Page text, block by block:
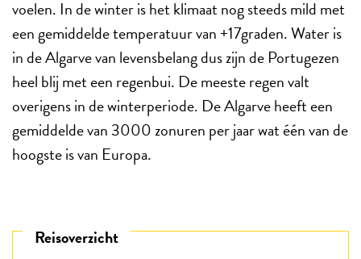
voelen. In de winter is het klimaat nog steeds mild met
een gemiddelde temperatuur van +17graden. Water is
in de Algarve van levensbelang dus zijn de Portugezen
heel blij met een regenbui. De meeste regen valt
overigens in de winterperiode. De Algarve heeft een
gemiddelde van 3000 zonuren per jaar wat één van de
hoogste is van Europa.
Reisoverzicht